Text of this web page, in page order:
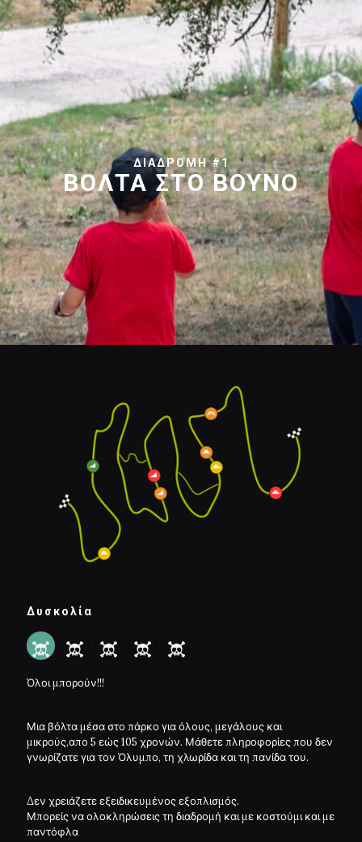
ΔΙΑΔΡΟΜΗ #1
ΒΟΛΤΑ ΣΤΟ ΒΟΥΝΟ
Δυσκολία
Όλοι μπορούν!!!
Μια βόλτα μέσα στο πάρκο για όλους, μεγάλους και
μικρούς,απο 5 εώς 105 χρονών. Μάθετε πληροφορίες που δεν
γνωρίζατε για τον Όλυμπο, τη χλωρίδα και τη πανίδα του.
Δεν χρειάζετε εξειδικευμένος εξοπλισμός.
Μπορείς να ολοκληρώσεις τη διαδρομή και με κοστούμι και με
παντόφλα